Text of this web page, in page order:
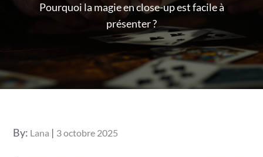
Pourquoi la magie en close-up est facile à
présenter ?
By: Lana
Posted
3 octobre 2025